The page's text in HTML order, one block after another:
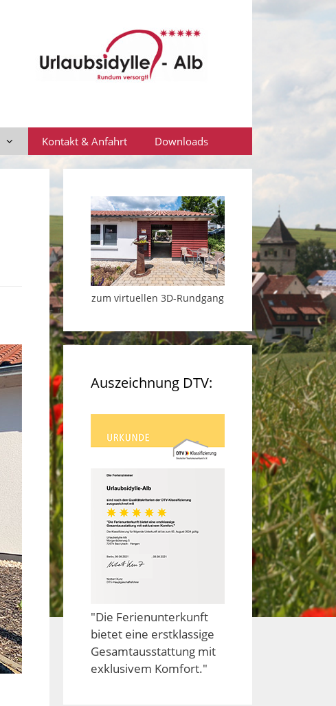
Kontakt & Anfahrt Downloads
zum virtuellen 3D-Rundgang
Auszeichnung DTV:
"Die Ferienunterkunft
bietet eine erstklassige
Gesamtausstattung mit
exklusivem Komfort."